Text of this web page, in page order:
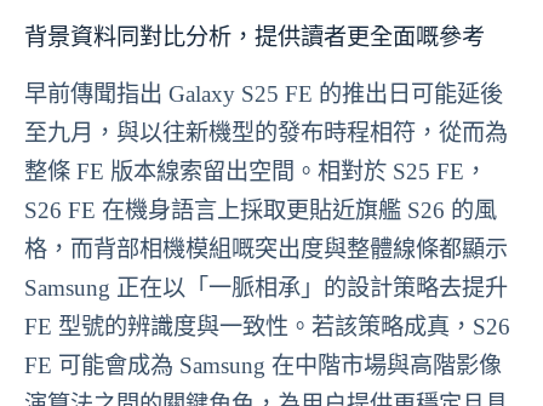
背景資料同對比分析，提供讀者更全面嘅參考
早前傳聞指出 Galaxy S25 FE 的推出日可能延後
至九月，與以往新機型的發布時程相符，從而為
整條 FE 版本線索留出空間。相對於 S25 FE，
S26 FE 在機身語言上採取更貼近旗艦 S26 的風
格，而背部相機模組嘅突出度與整體線條都顯示
Samsung 正在以「一脈相承」的設計策略去提升
FE 型號的辨識度與一致性。若該策略成真，S26
FE 可能會成為 Samsung 在中階市場與高階影像